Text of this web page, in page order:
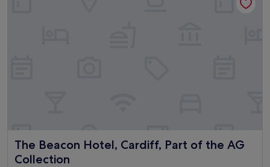
The Beacon Hotel, Cardiff, Part of the AG
Collection
The Beacon Hotel, Cardiff, Part of the AG Collection